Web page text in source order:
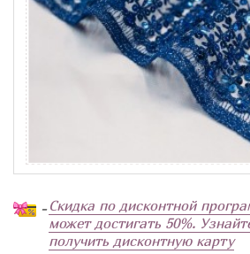
- Скидка по дисконтной
может достигать 50%.
получить дисконтную карту